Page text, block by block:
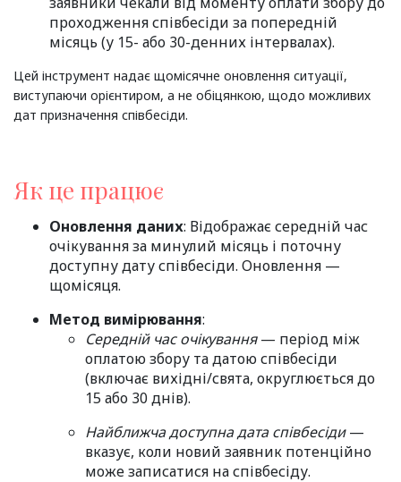
проходження співбесіди за попередній
місяць (у 15- або 30-денних інтервалах).
Цей інструмент надає щомісячне оновлення ситуації,
виступаючи орієнтиром, а не обіцянкою, щодо можливих
дат призначення співбесіди.
Як це працює
Оновлення даних: Відображає середній час
очікування за минулий місяць і поточну
доступну дату співбесіди. Оновлення —
щомісяця.
Метод вимірювання:
Середній час очікування— період між
оплатою збору та датою співбесіди
(включає вихідні/свята, округлюється до
15 або 30 днів).
Найближча доступна дата співбесіди—
вказує, коли новий заявник потенційно
може записатися на співбесіду.